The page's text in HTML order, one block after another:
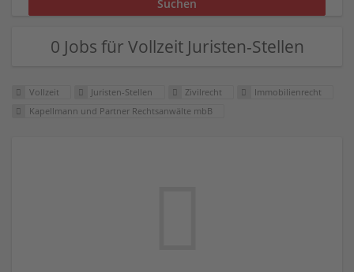
0 Jobs für Vollzeit Juristen-Stellen
Vollzeit Juristen-Stellen Zivilrecht
Immobilienrecht
Kapellmann und Partner Rechtsanwälte mbB